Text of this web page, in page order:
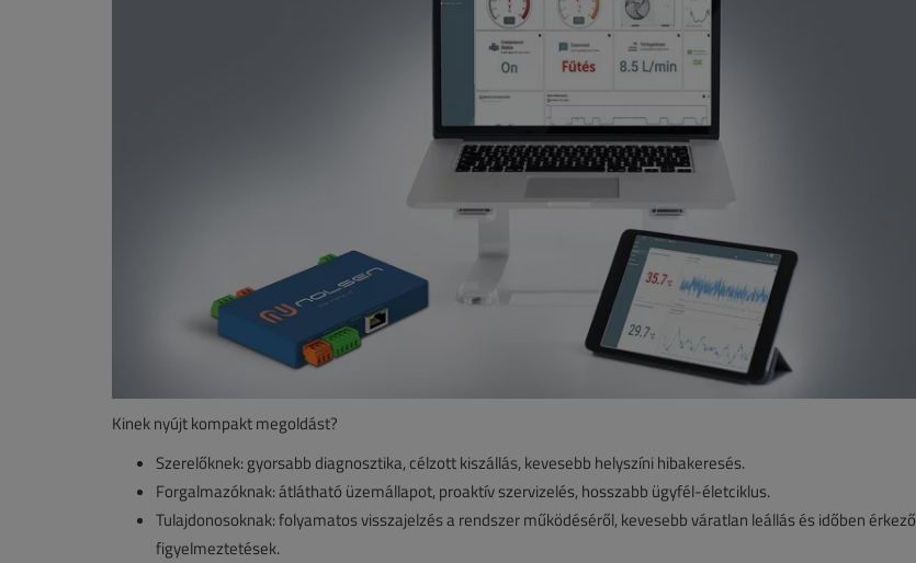
Kinek nyújt kompakt megoldást?
Szerelőknek: gyorsabb diagnosztika, célzott kiszállás, kevesebb helyszíni hibakeresés.
Forgalmazóknak: átlátható üzemállapot, proaktív szervizelés, hosszabb ügyfél-életciklus.
Tulajdonosoknak: folyamatos visszajelzés a rendszer működéséről, kevesebb váratlan leállás és időben érkező
figyelmeztetések.